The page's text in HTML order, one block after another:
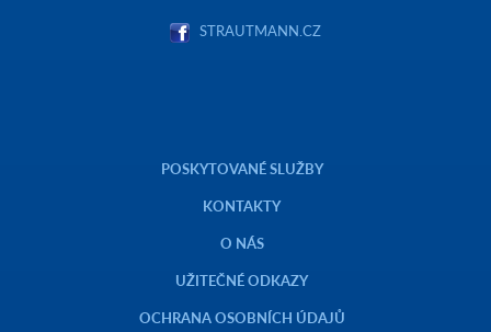
STRAUTMANN.CZ
POSKYTOVANÉ SLUŽBY
KONTAKTY
O NÁS
UŽITEČNÉ ODKAZY
OCHRANA OSOBNÍCH ÚDAJŮ